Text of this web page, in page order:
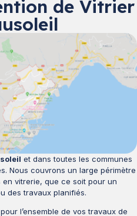
de Vitrier
et dans toutes les communes
Nous couvrons un large périmètre
vitrerie, que ce soit pour un
des travaux planifiés.
l’ensemble de vos travaux de